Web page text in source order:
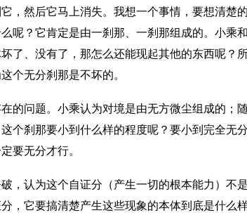
，然后它马上消失。我想一个事情，要想清楚
呢？它肯定是由一刹那、一刹那组成的。小乘
了、没有了，那怎么还能现起其他的东西呢？
个无分刹那是不坏的。
的问题。小乘认为对境是由无方微尘组成的；
个刹那要小到什么样的程度呢？要小到完全无
要无分才行。
，认为这个自证分（产生一切的根本能力）不
，它要搞清楚产生这些现象的本体到底是什么